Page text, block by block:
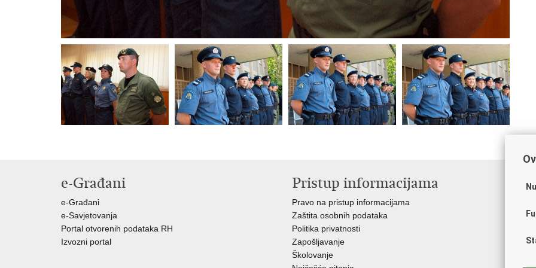
e-Građani
e-Građani
e-Savjetovanja
Portal otvorenih podataka RH
Izvozni portal
Pristup informacijama
Pravo na pristup informacijama
Zaštita osobnih podataka
Politika privatnosti
Zapošljavanje
Školovanje